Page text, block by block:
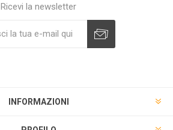
Ricevi la newsletter
INFORMAZIONI